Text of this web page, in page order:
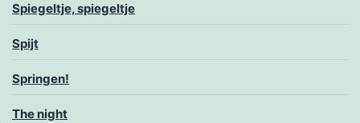
Spiegeltje, spiegeltje
Spijt
Springen!
The night